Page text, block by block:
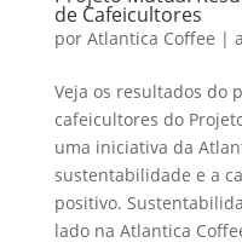
de Cafeicultores
por Atlantica Coffee |
Veja os resultados do
cafeicultores do
uma iniciativa da
sustentabilidade e a
positivo.
lado na Atlantica